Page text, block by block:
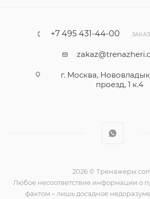
+7 495 431-44-00
г. Москва,
проезд, 1 к.4
2026 ©
Любое несоответствие информации о
фактом – лишь досадное